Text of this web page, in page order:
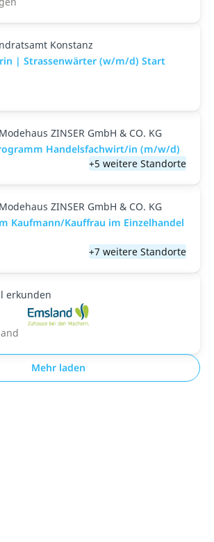
Konstanz
| Strassenwärter (w/m/d) Start
Modehaus ZINSER GmbH & CO. KG
Handelsfachwirt/in (m/w/d)
+5 weitere Standorte
Modehaus ZINSER GmbH & CO. KG
Kaufmann/Kauffrau im Einzelhandel
+7 weitere Standorte
erkunden
Mehr laden